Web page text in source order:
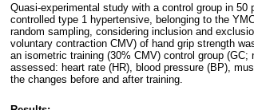
Quasi-experimental study with a control group in
controlled type 1 hypertensive, belonging to the
random sampling, considering inclusion and
voluntary contraction CMV) of hand grip strength
an isometric training (30% CMV) control group
assessed: heart rate (HR), blood pressure (BP),
the changes before and after training.